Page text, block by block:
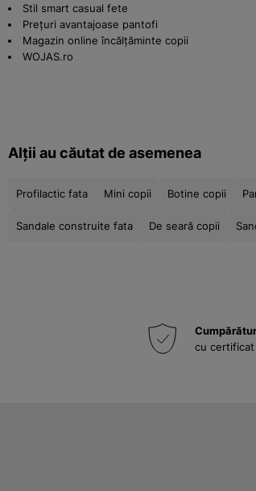
Stil smart casual fete
Prețuri avantajoase pantofi
Magazin online încălțăminte copii
WOJAS.ro
Alții au căutat de asemenea
Profilactic fata Mini copii Botine copii
Sandale construite fata De seară copii
cu certificat